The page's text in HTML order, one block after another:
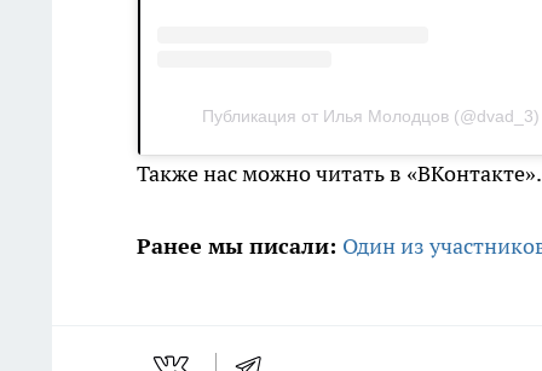
Публикация от Илья Молодцов (@dvad_3)
Также нас можно читать в
Ранее мы писали: Один из